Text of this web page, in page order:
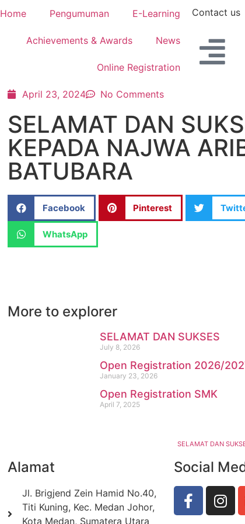
Home Pengumuman E-Learning
Achievements & Awards News
Online Registration
Contact us
April 23, 2024 No Comments
SELAMAT DAN
KEPADA NAJWA
BATUBARA
Facebook Pinterest
WhatsApp
More to explorer
SELAMAT DAN SUKSES
July 8, 2026
Open Registration 2026/
January 23, 2026
Open Registration SMK
April 7, 2025
SELAMAT DAN
Alamat
Jl. Brigjend Zein Hamid No.40,
Titi Kuning, Kec. Medan Johor,
Kota Medan, Sumatera Utara
Social